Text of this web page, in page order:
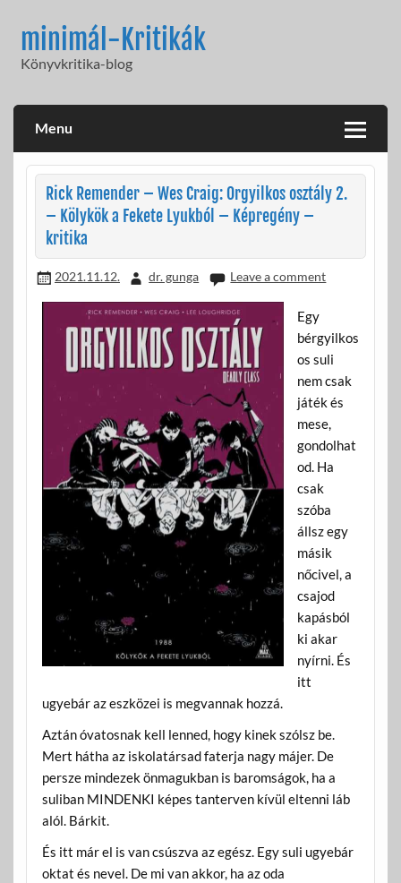
contentminimál-Kritikák
Könyvkritika-blog
Menu
Rick Remender – Wes Craig: Orgyilkos osztály 2.
– Kölykök a Fekete Lyukból – Képregény –
kritika
2021.11.12. dr. gunga Leave a comment
Egy
bérgyilkos
os suli
nem csak
játék és
mese,
gondolhat
od. Ha
csak
szóba
állsz egy
másik
nőcivel, a
csajod
kapásból
ki akar
nyírni. És
itt
ugyebár az eszközei is megvannak hozzá.
Aztán óvatosnak kell lenned, hogy kinek szólsz be.
Mert hátha az iskolatársad faterja nagy májer. De
persze mindezek önmagukban is baromságok, ha a
suliban MINDENKI képes tanterven kívül eltenni láb
alól. Bárkit.
És itt már el is van csúszva az egész. Egy suli ugyebár
oktat és nevel. De mi van akkor, ha az oda